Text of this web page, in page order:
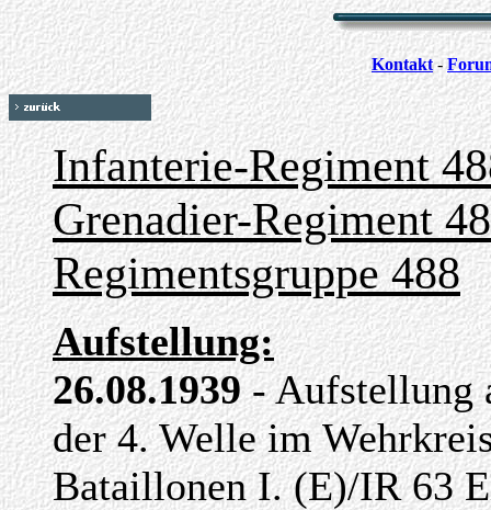
Kontakt -
Infanterie-Regiment
Grenadier-Regiment
Regimentsgruppe 488
Aufstellung:
26.08.1939- Aufstellung
der 4. Welle im
Bataillonen I. (E)/IR 63